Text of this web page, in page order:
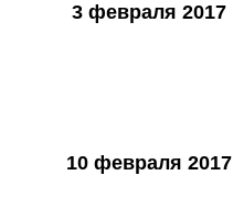
3 февраля 2017
10 февраля 2017